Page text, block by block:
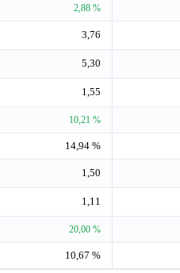
2,88 %
3,76
5,30
1,55
10,21 %
14,94 %
1,50
1,11
20,00 %
10,67 %